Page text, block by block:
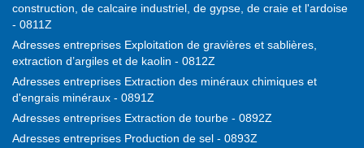
construction, de calcaire industriel, de gypse, de craie et l'ardoise
- 0811Z
Adresses entreprises Exploitation de gravières et sablières,
extraction d’argiles et de kaolin - 0812Z
Adresses entreprises Extraction des minéraux chimiques et
d'engrais minéraux - 0891Z
Adresses entreprises Extraction de tourbe - 0892Z
Adresses entreprises Production de sel - 0893Z